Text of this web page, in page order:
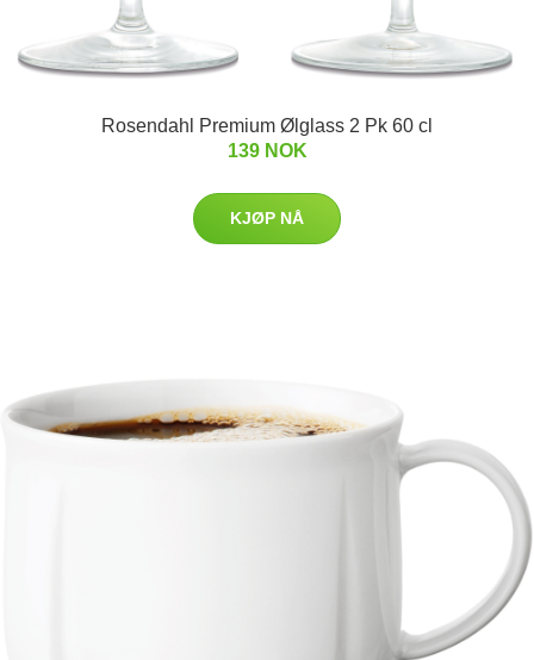
Rosendahl Premium Ølglass 2 Pk 60 cl
139 NOK
KJØP NÅ